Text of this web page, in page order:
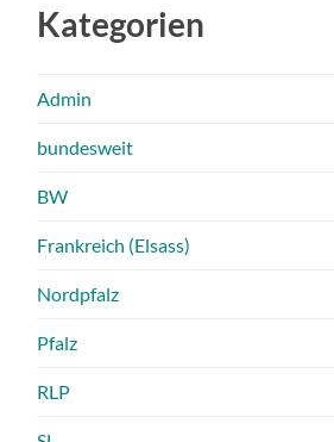
Kategorien
Admin
bundesweit
BW
Frankreich (Elsass)
Nordpfalz
Pfalz
RLP